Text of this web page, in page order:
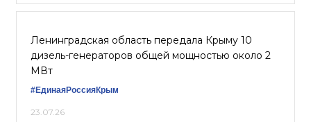
Ленинградская область передала Крыму 10
дизель-генераторов общей мощностью около 2
МВт
#ЕдинаяРоссияКрым
23.07.26